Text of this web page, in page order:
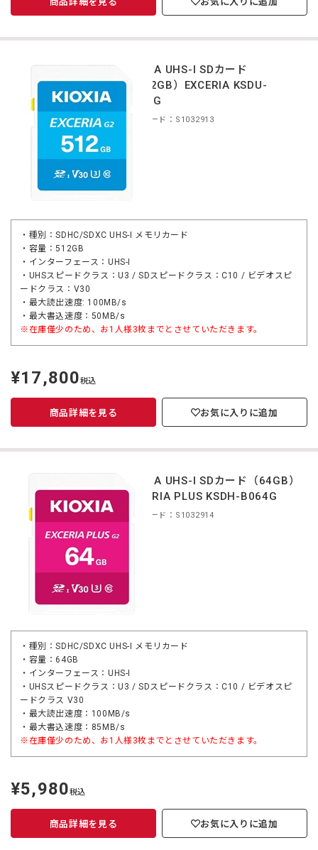
KIOXIA UHS-I SDカード
（512GB）EXCERIA KSDU-
B512G
商品コード：S1032913
・種別：SDHC/SDXC UHS-I メモリカード
・容量：512GB
・インターフェース：UHS-I
・UHSスピードクラス：U3 / SDスピードクラス：C10 / ビデオスピ
ードクラス：V30
・最大読出速度: 100MB/s
・最大書込速度：50MB/s
※在庫僅少のため、お1人様3枚までとさせていただきます。
定
価
¥17,800税込
商品詳細を見る お気に入りに追加
KIOXIA UHS-I SDカード（64GB）
EXCERIA PLUS KSDH-B064G
商品コード：S1032914
・種別：SDHC/SDXC UHS-I メモリカード
・容量：64GB
・インターフェース：UHS-I
・UHSスピードクラス：U3 / SDスピードクラス：C10 / ビデオスピ
ードクラス V30
・最大読出速度：100MB/s
・最大書込速度：85MB/s
※在庫僅少のため、お1人様3枚までとさせていただきます。
定
価
¥5,980税込
商品詳細を見る お気に入りに追加